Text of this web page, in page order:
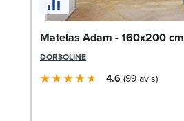
Matelas Adam - 160x200 cm
DORSOLINE
4.6 99 avis